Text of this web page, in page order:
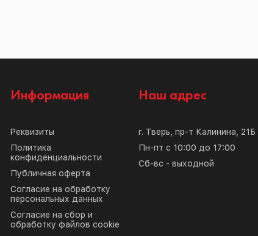
Информация
Реквизиты
Политика
конфиденциальности
Публичная оферта
Согласие на обработку
персональных данных
Согласие на сбор и
обработку файлов cookie
Наш адрес
г. Тверь, пр-т Калинина, 21Б
Пн-пт с 10:00 до 17:00
Сб-вс - выходной